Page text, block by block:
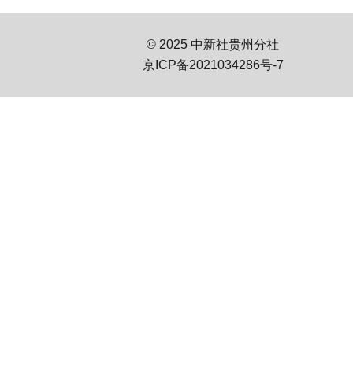
© 2025 中新社贵州分社
京ICP备2021034286号-7